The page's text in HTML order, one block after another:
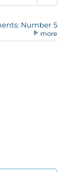
Number 5
more